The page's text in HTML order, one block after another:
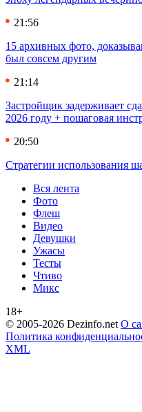
21:56
15 архивных фото,
был совсем другим
21:14
Застройщик задерживает
2026 году + пошаговая
20:50
Стратегии использования
Вся лента
Фото
Флеш
Видео
Девушки
Ужасы
Тесты
Чтиво
Микс
18+
© 2005-2026 Dezinfo.net О
Политика
XML